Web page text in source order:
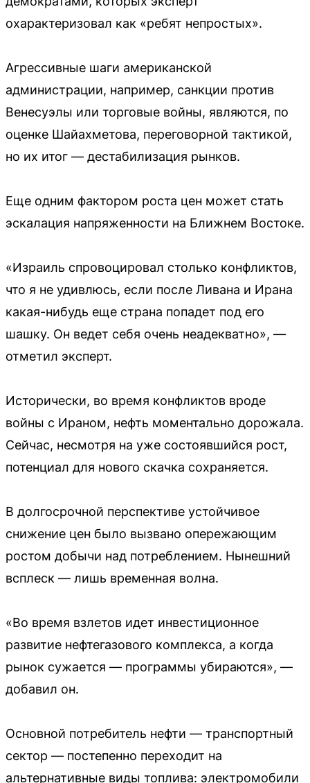
охарактеризовал как «ребят непростых».
Агрессивные шаги американской
администрации, например, санкции против
Венесуэлы или торговые войны, являются, по
оценке Шайахметова, переговорной тактикой,
но их итог — дестабилизация рынков.
Еще одним фактором роста цен может стать
эскалация напряженности на Ближнем Востоке.
«Израиль спровоцировал столько конфликтов,
что я не удивлюсь, если после Ливана и Ирана
какая-нибудь еще страна попадет под его
шашку. Он ведет себя очень неадекватно», —
отметил эксперт.
Исторически, во время конфликтов вроде
войны с Ираном, нефть моментально дорожала.
Сейчас, несмотря на уже состоявшийся рост,
потенциал для нового скачка сохраняется.
В долгосрочной перспективе устойчивое
снижение цен было вызвано опережающим
ростом добычи над потреблением. Нынешний
всплеск — лишь временная волна.
«Во время взлетов идет инвестиционное
развитие нефтегазового комплекса, а когда
рынок сужается — программы убираются», —
добавил он.
Основной потребитель нефти — транспортный
сектор — постепенно переходит на
альтернативные виды топлива: электромобили